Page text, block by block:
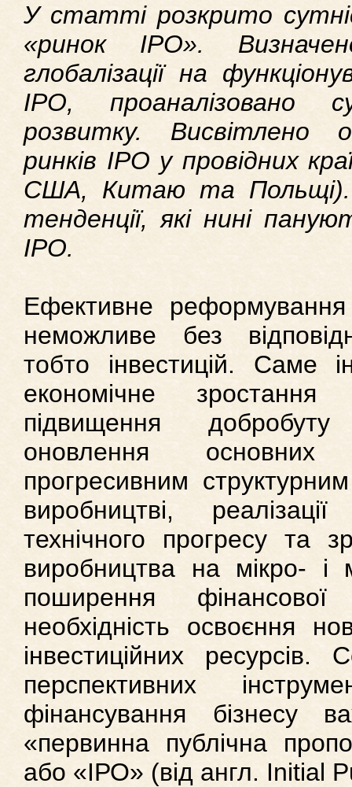
У статті розкрито
«ринок ІРО».
глобалізації на
ІРО, проаналізовано
розвитку. Висвітлено
ринків ІРО у провідних
США, Китаю та Польщі).
тенденції, які нині
ІРО.
Ефективне реформування
неможливе без
тобто інвестицій. Саме
економічне зростання
підвищення
оновлення
прогресивним
виробництві,
технічного прогресу та
виробництва на мікро- і
поширення фінансової
необхідність освоєння
інвестиційних
перспективних
фінансування бізнесу
«первинна публічна
або «ІРО» (від англ. Initial